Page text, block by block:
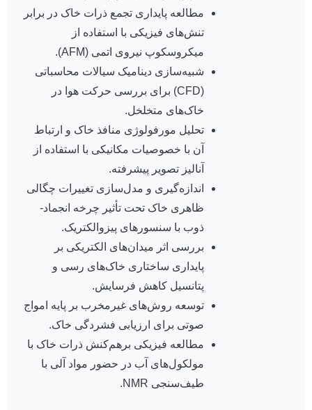
مطالعه پایداری تجمع ذرات خاک در برابر
تنش‌های فیزیکی با استفاده از
میکروسکوپ نیروی اتمی (AFM).
شبیه‌سازی دینامیک سیالات محاسباتی
(CFD) برای بررسی حرکت هوا در
خاک‌های متخلخل.
تحلیل مورفولوژی منافذ خاک و ارتباط
آن با خصوصیات مکانیکی با استفاده از
آنالیز تصویر پیشرفته.
اندازه‌گیری و مدل‌سازی تغییرات چگالی
ظاهری خاک تحت تأثیر چرخه انجماد-
ذوب با سنسورهای پیزوالکتریک.
بررسی اثر میدان‌های الکتریکی بر
پایداری ساختاری خاک‌های رسی و
پتانسیل کاهش فرسایش.
توسعه روش‌های غیرمخرب بر پایه امواج
صوتی برای ارزیابی فشردگی خاک.
مطالعه فیزیکی برهم‌کنش ذرات خاک با
مولکول‌های آب در حضور مواد آلی با
طیف‌سنجی NMR.